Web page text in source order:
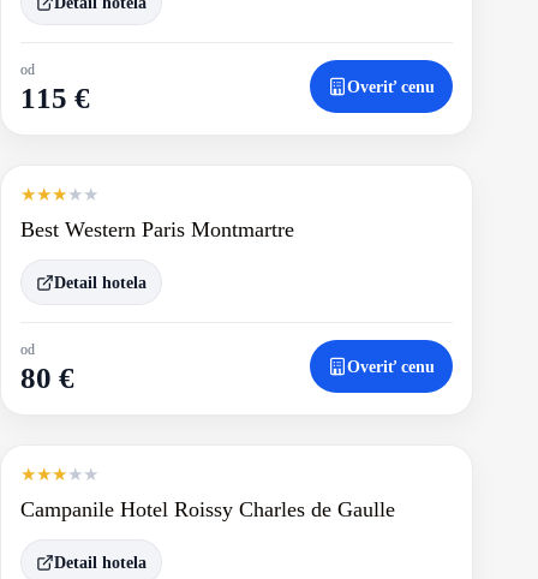
od
115 € Overiť cenu
★★★★★
Best Western Paris Montmartre
Detail hotela
od
80 € Overiť cenu
★★★★★
Campanile Hotel Roissy Charles de Gaulle
Detail hotela